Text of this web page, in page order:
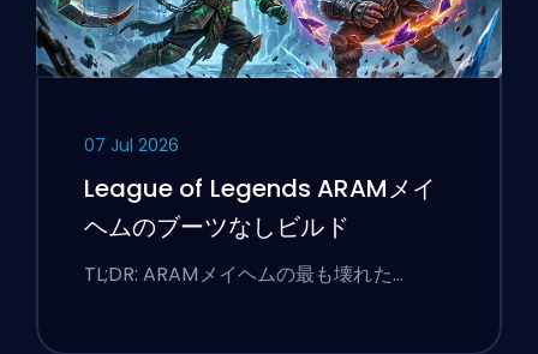
07 Jul 2026
League of Legends ARAMメイ
ヘムのブーツなしビルド
TL;DR: ARAMメイヘムの最も壊れた…